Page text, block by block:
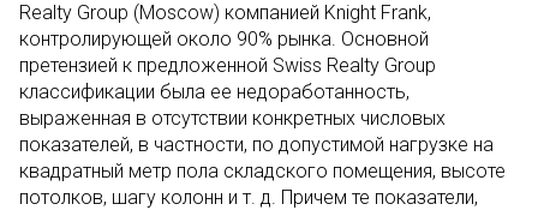
Realty Group (Moscow) компанией Knight Frank,
контролирующей около 90% рынка. Основной
претензией к предложенной Swiss Realty Group
классификации была ее недоработанность,
выраженная в отсутствии конкретных числовых
показателей, в частности, по допустимой нагрузке на
квадратный метр пола складского помещения, высоте
потолков, шагу колонн и т. д. Причем те показатели,